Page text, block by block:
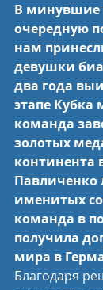
В минувшие
очередную
нам
девушки
два года
этапе Кубка
команда
золотых
континента
Павличенко
именитых
команда в
получила
мира в
Благодаря